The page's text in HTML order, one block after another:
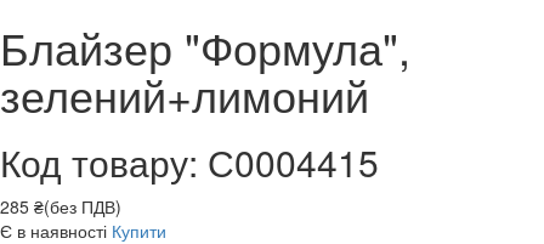
Блайзер "Формула",
зелений+лимоний
Код товару: С0004415
285 ₴(без ПДВ)
Є в наявності Купити